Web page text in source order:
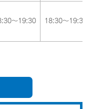
～19:30 18:30～19:30